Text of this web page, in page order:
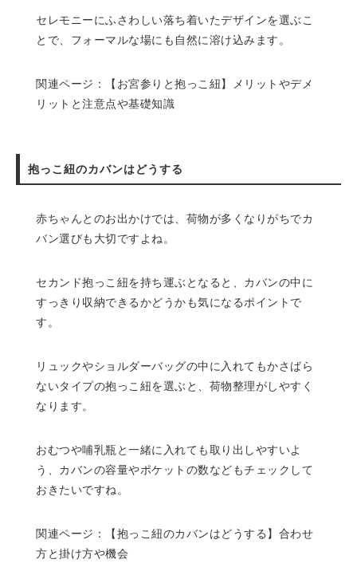
セレモニーにふさわしい落ち着いたデザインを選ぶこ
とで、フォーマルな場にも自然に溶け込みます。
関連ページ：
【お宮参りと抱っこ紐】メリットやデメ
リットと注意点や基礎知識
抱っこ紐のカバンはどうする
赤ちゃんとのお出かけでは、荷物が多くなりがちでカ
バン選びも大切ですよね。
セカンド抱っこ紐を持ち運ぶとなると、カバンの中に
すっきり収納できるかどうかも気になるポイントで
す。
リュックやショルダーバッグの中に入れてもかさばら
ないタイプの抱っこ紐を選ぶと、荷物整理がしやすく
なります。
おむつや哺乳瓶と一緒に入れても取り出しやすいよ
う、カバンの容量やポケットの数などもチェックして
おきたいですね。
関連ページ：
【抱っこ紐のカバンはどうする】合わせ
方と掛け方や機会